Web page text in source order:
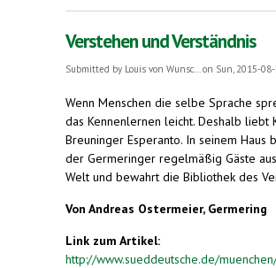
Verstehen und Verständnis
Submitted by Louis von Wunsc... on Sun, 2015-
Wenn Menschen die selbe Sprache
das Kennenlernen leicht. Deshalb liebt
Breuninger Esperanto. In seinem Haus
der Germeringer regelmäßig Gäste
Welt und bewahrt die Bibliothek des
Von Andreas Ostermeier, Germering
Link zum Artikel:
http://www.sueddeutsche.de/